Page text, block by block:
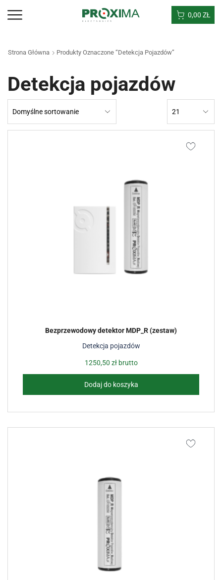
0,00 ZŁ
Strona Główna Produkty Oznaczone “Detekcja Pojazdów”
Detekcja pojazdów
Detekcja pojazdów
Bezprzewodowy detektor MDP_R (zestaw)
1250,50 złbrutto
Dodaj do koszyka